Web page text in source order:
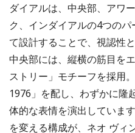
ダイアルは、中央部、アワ
ク、インダイアルの4つの
て設計することで、視認性
中央部には、縦横の筋目を
ストリー」モチーフを採用
1976」を配し、わずかに隆
体的な表情を演出していま
を変える構成が、ネオ ヴィ